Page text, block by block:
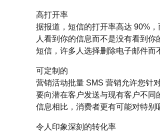
高打开率
据报道，短信的打开率高达 90%
人看到你的信息而不是没有看到
短信，许多人选择删除电子邮件而
可定制的
营销活动批量 SMS 营销允许您针
要向潜在客户发送与现有客户不
信息相比，消费者更有可能对特别
令人印象深刻的转化率